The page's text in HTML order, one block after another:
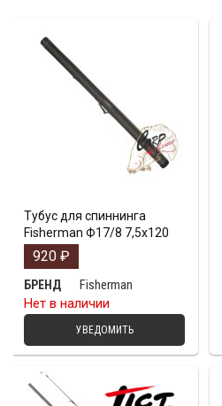
Тубус для спиннинга
Fisherman Ф17/8 7,5х120
920 ₽
БРЕНД
Fisherman
Нет в наличии
УВЕДОМИТЬ